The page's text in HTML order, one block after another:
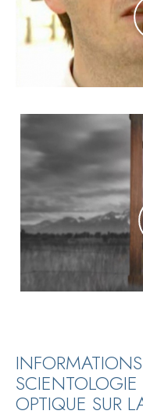
OPTIQUE SUR